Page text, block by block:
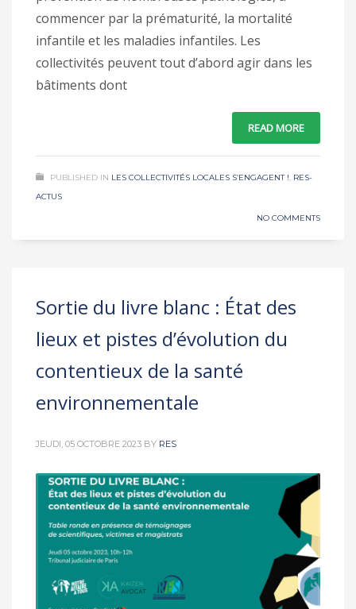
commencer par la prématurité, la mortalité
infantile et les maladies infantiles. Les
collectivités peuvent tout d’abord agir dans les
bâtiments dont
READ MORE
PUBLISHED IN LES COLLECTIVITÉS LOCALES S’ENGAGENT !, RES-
ACTUS
NO COMMENTS
Sortie du livre blanc : État des
lieux et pistes d’évolution du
contentieux de la santé
environnementale
JEUDI, 05 OCTOBRE 2023 BY RES